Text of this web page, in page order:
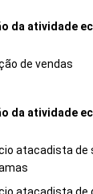
da atividade
de vendas
da atividade
atacadista de